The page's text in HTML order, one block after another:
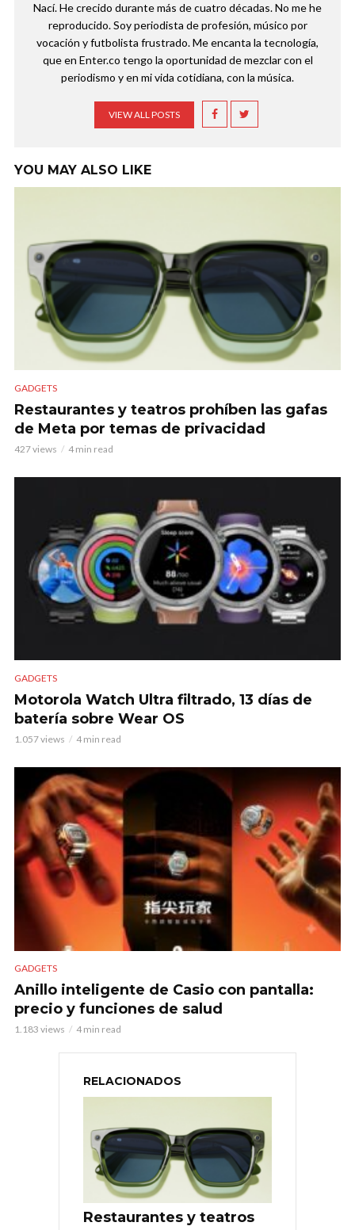
Nací. He crecido durante más de cuatro décadas. No me he
reproducido. Soy periodista de profesión, músico por
vocación y futbolista frustrado. Me encanta la tecnología,
que en Enter.co tengo la oportunidad de mezclar con el
periodismo y en mi vida cotidiana, con la música.
VIEW ALL POSTS
YOU MAY ALSO LIKE
GADGETS
Restaurantes y teatros prohíben las gafas
de Meta por temas de privacidad
427 views 4 min read
GADGETS
Motorola Watch Ultra filtrado, 13 días de
batería sobre Wear OS
1.057 views 4 min read
GADGETS
Anillo inteligente de Casio con pantalla:
precio y funciones de salud
1.183 views 4 min read
RELACIONADOS
Restaurantes y teatros